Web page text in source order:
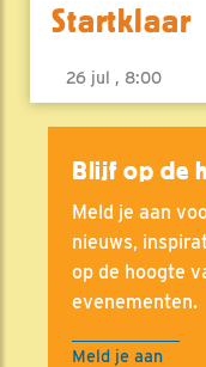
Startklaar
26 jul , 8:00
Blijf op de
Meld je aan
nieuws,
op de hoogte
evenementen.
Meld je aan